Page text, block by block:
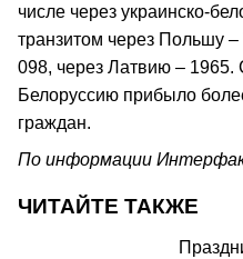
числе через украинско-
транзитом через Польшу
098, через Латвию –
Белоруссию прибыло
граждан.
По информации
ЧИТАЙТЕ ТАКЖЕ